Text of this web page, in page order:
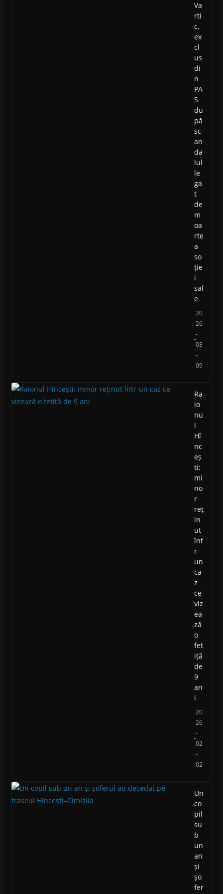
Va
rti
c,
ex
cl
us
di
n
PA
S
du
pă
sc
an
da
lul
le
ga
t
de
m
oa
rte
a
so
ție
i
sal
e
20
26
-
03
-
09
Ra
io
nu
l
Hî
nc
eș
ti:
mi
no
r
reț
in
ut
înt
r-
un
ca
z
ce
viz
ea
ză
o
fet
iță
de
9
an
i
20
26
-
02
-
02
Un
co
pil
su
b
un
an
și
șo
fer